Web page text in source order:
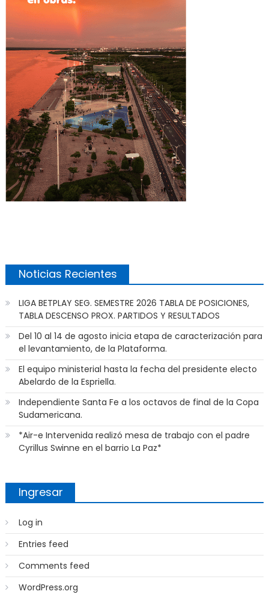
Noticias Recientes
LIGA BETPLAY SEG. SEMESTRE 2026 TABLA DE POSICIONES,
TABLA DESCENSO PROX. PARTIDOS Y RESULTADOS
Del 10 al 14 de agosto inicia etapa de caracterización para
el levantamiento, de la Plataforma.
El equipo ministerial hasta la fecha del presidente electo
Abelardo de la Espriella.
Independiente Santa Fe a los octavos de final de la Copa
Sudamericana.
*Air-e Intervenida realizó mesa de trabajo con el padre
Cyrillus Swinne en el barrio La Paz*
Ingresar
Log in
Entries feed
Comments feed
WordPress.org